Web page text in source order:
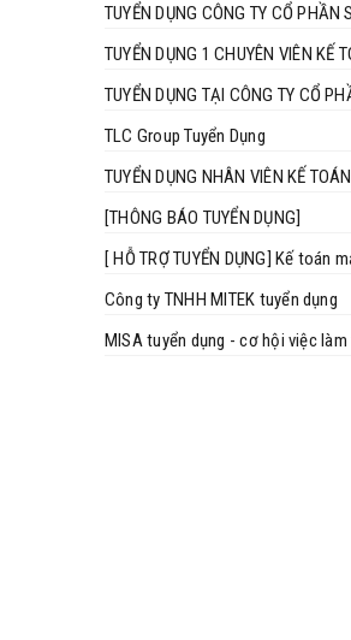
TUYỂN DỤNG CÔNG TY CỔ PHẦN
TUYỂN DỤNG 1 CHUYÊN VIÊN KẾ
TUYỂN DỤNG TẠI CÔNG TY CỔ
TLC Group Tuyển Dụng
TUYỂN DỤNG NHÂN VIÊN KẾ TOÁN
[THÔNG BÁO TUYỂN DỤNG]
[ HỖ TRỢ TUYỂN DỤNG] Kế toán
Công ty TNHH MITEK tuyển dụng
MISA tuyển dụng - cơ hội việc